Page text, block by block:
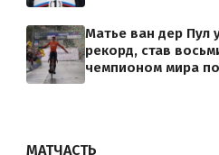
Матье ван дер Пул
рекорд, став
чемпионом мира
МАТЧАСТЬ